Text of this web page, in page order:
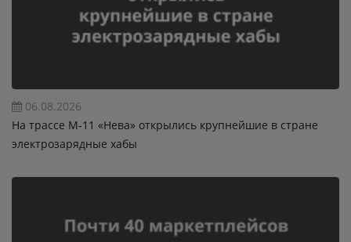
06.08.2026
На трассе М-11 «Нева» открылись крупнейшие в стране
электрозарядные хабы